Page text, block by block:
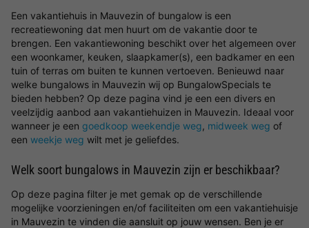
Een vakantiehuis in Mauvezin of bungalow is een
recreatiewoning dat men huurt om de vakantie door te
brengen. Een vakantiewoning beschikt over het algemeen over
een woonkamer, keuken, slaapkamer(s), een badkamer en een
tuin of terras om buiten te kunnen vertoeven. Benieuwd naar
welke bungalows in Mauvezin wij op BungalowSpecials te
bieden hebben? Op deze pagina vind je een een divers en
veelzijdig aanbod aan vakantiehuizen in Mauvezin. Ideaal voor
wanneer je een goedkoop weekendje weg, midweek weg of
een weekje weg wilt met je geliefdes.
Welk soort bungalows in Mauvezin zijn er beschikbaar?
Op deze pagina filter je met gemak op de verschillende
mogelijke voorzieningen en/of faciliteiten om een vakantiehuisje
in Mauvezin te vinden die aansluit op jouw wensen. Ben je er